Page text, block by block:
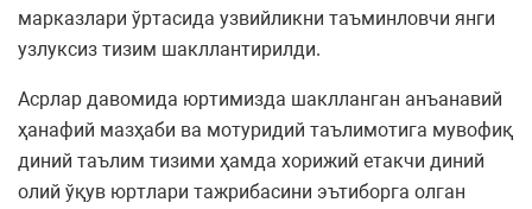
марказлари ўртасида узвийликни таъминловчи янги
узлуксиз тизим шакллантирилди.
Асрлар давомида юртимизда шаклланган анъанавий
ҳанафий мазҳаби ва мотуридий таълимотига мувофиқ
диний таълим тизими ҳамда хорижий етакчи диний
олий ўқув юртлари тажрибасини эътиборга олган